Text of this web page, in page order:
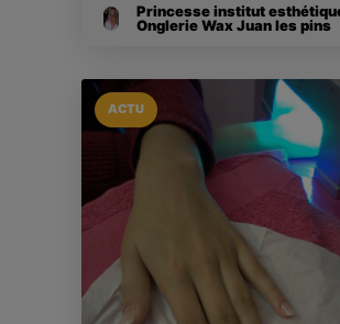
Princesse institut
Onglerie Wax Juan les pins
ACTU